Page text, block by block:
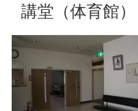
講堂（体育館）